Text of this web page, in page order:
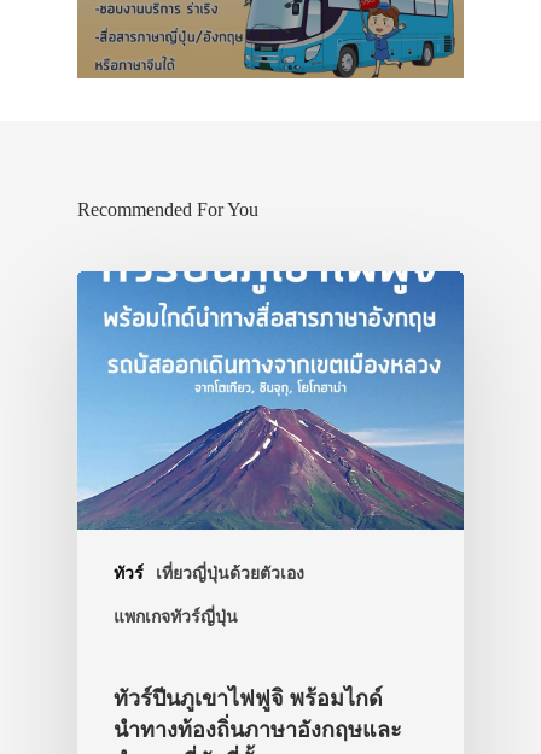
Recommended For You
ทัวร์ เที่ยวญี่ปุ่นด้วยตัวเอง
แพกเกจทัวร์ญี่ปุ่น
ทัวร์ปีนภูเขาไฟฟูจิ พร้อมไกด์
นำทางท้องถิ่นภาษาอังกฤษและ